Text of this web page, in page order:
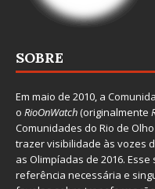
SOBRE
Em maio de 2010, a
o RioOnWatch(originalmente
Comunidades do Rio de
trazer visibilidade às vozes
as Olimpíadas de 2016.
referência necessária e